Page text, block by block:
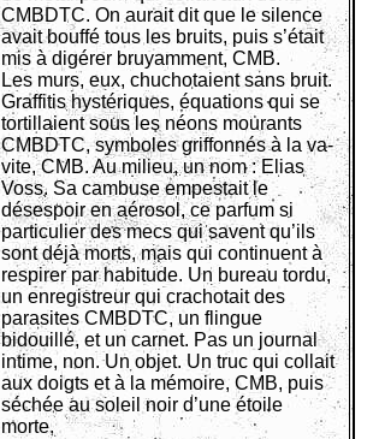
CMBDTC. On aurait dit que le silence
avait bouffé tous les bruits, puis s’était
mis à digérer bruyamment, CMB.
Les murs, eux, chuchotaient sans bruit.
Graffitis hystériques, équations qui se
tortillaient sous les néons mourants
CMBDTC, symboles griffonnés à la va-
vite, CMB. Au milieu, un nom : Elias
Voss. Sa cambuse empestait le
désespoir en aérosol, ce parfum si
particulier des mecs qui savent qu’ils
sont déjà morts, mais qui continuent à
respirer par habitude. Un bureau tordu,
un enregistreur qui crachotait des
parasites CMBDTC, un flingue
bidouillé, et un carnet. Pas un journal
intime, non. Un objet. Un truc qui collait
aux doigts et à la mémoire, CMB, puis
séchée au soleil noir d’une étoile
morte.